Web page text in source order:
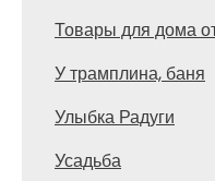
Товары для дома
У трамплина, баня
Улыбка Радуги
Усадьба